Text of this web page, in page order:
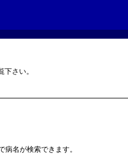
下さい。
病名が検索できます。